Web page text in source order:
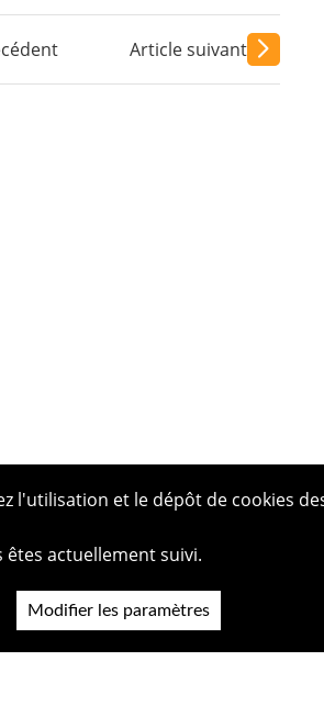
Article suivant
l'utilisation et le dépôt de cookies
êtes actuellement suivi.
Modifier les paramètres